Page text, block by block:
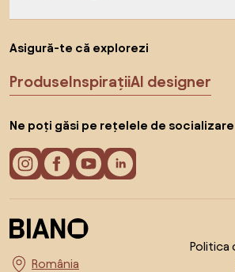
Asigură-te că explorezi
ProduseInspirațiiAI designer
Ne poți găsi pe rețelele de socializare
Politica